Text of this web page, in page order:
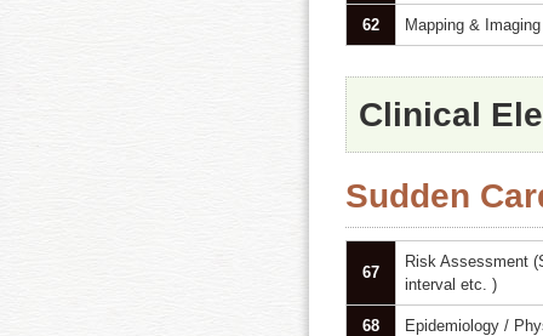
62 Mapping & Imaging
Clinical
Sudden
67
Risk Assessment
interval etc. )
68 Epidemiology /